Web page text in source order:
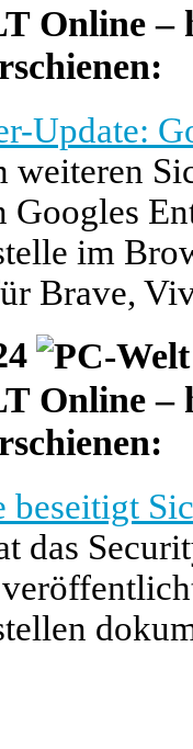
Online –
Update:
weiteren
Googles
im
Brave,
Online –
beseitigt
das